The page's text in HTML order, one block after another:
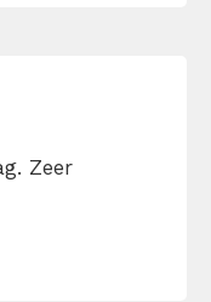
Zeer